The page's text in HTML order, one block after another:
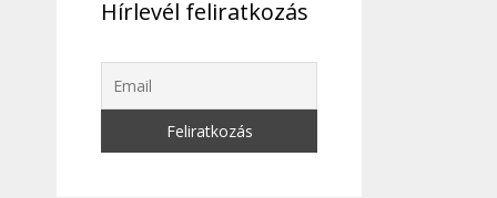
Hírlevél feliratkozás